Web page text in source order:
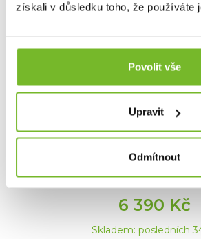
získali v důsledku toho, že používáte
Povolit vše
Upravit
Odmítnout
Multitool Leatherman
Obsidian
Wave Alpha je
6 390 Kč
Skladem: posledních